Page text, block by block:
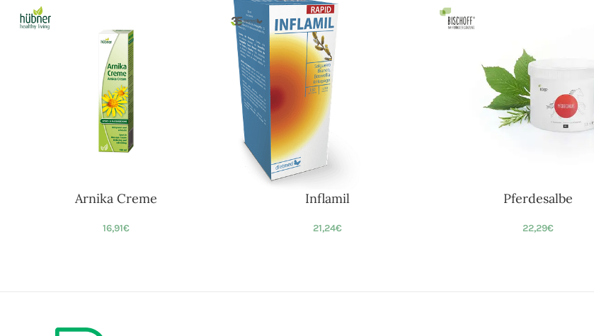
Arnika Creme
16,91€
Inflamil
21,24€
Pferdesalbe
22,29€